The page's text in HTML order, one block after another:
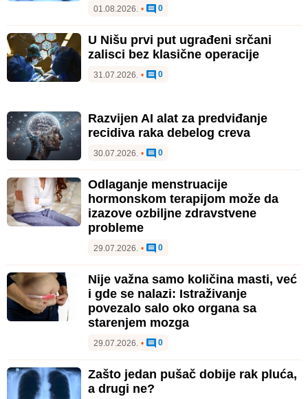
01.08.2026. • 0
U Nišu prvi put ugrađeni srčani
zalisci bez klasične operacije
31.07.2026. • 0
Razvijen AI alat za predviđanje
recidiva raka debelog creva
30.07.2026. • 0
Odlaganje menstruacije
hormonskom terapijom može da
izazove ozbiljne zdravstvene
probleme
29.07.2026. • 0
Nije važna samo količina masti, već
i gde se nalazi: Istraživanje
povezalo salo oko organa sa
starenjem mozga
29.07.2026. • 0
Zašto jedan pušač dobije rak pluća,
a drugi ne?